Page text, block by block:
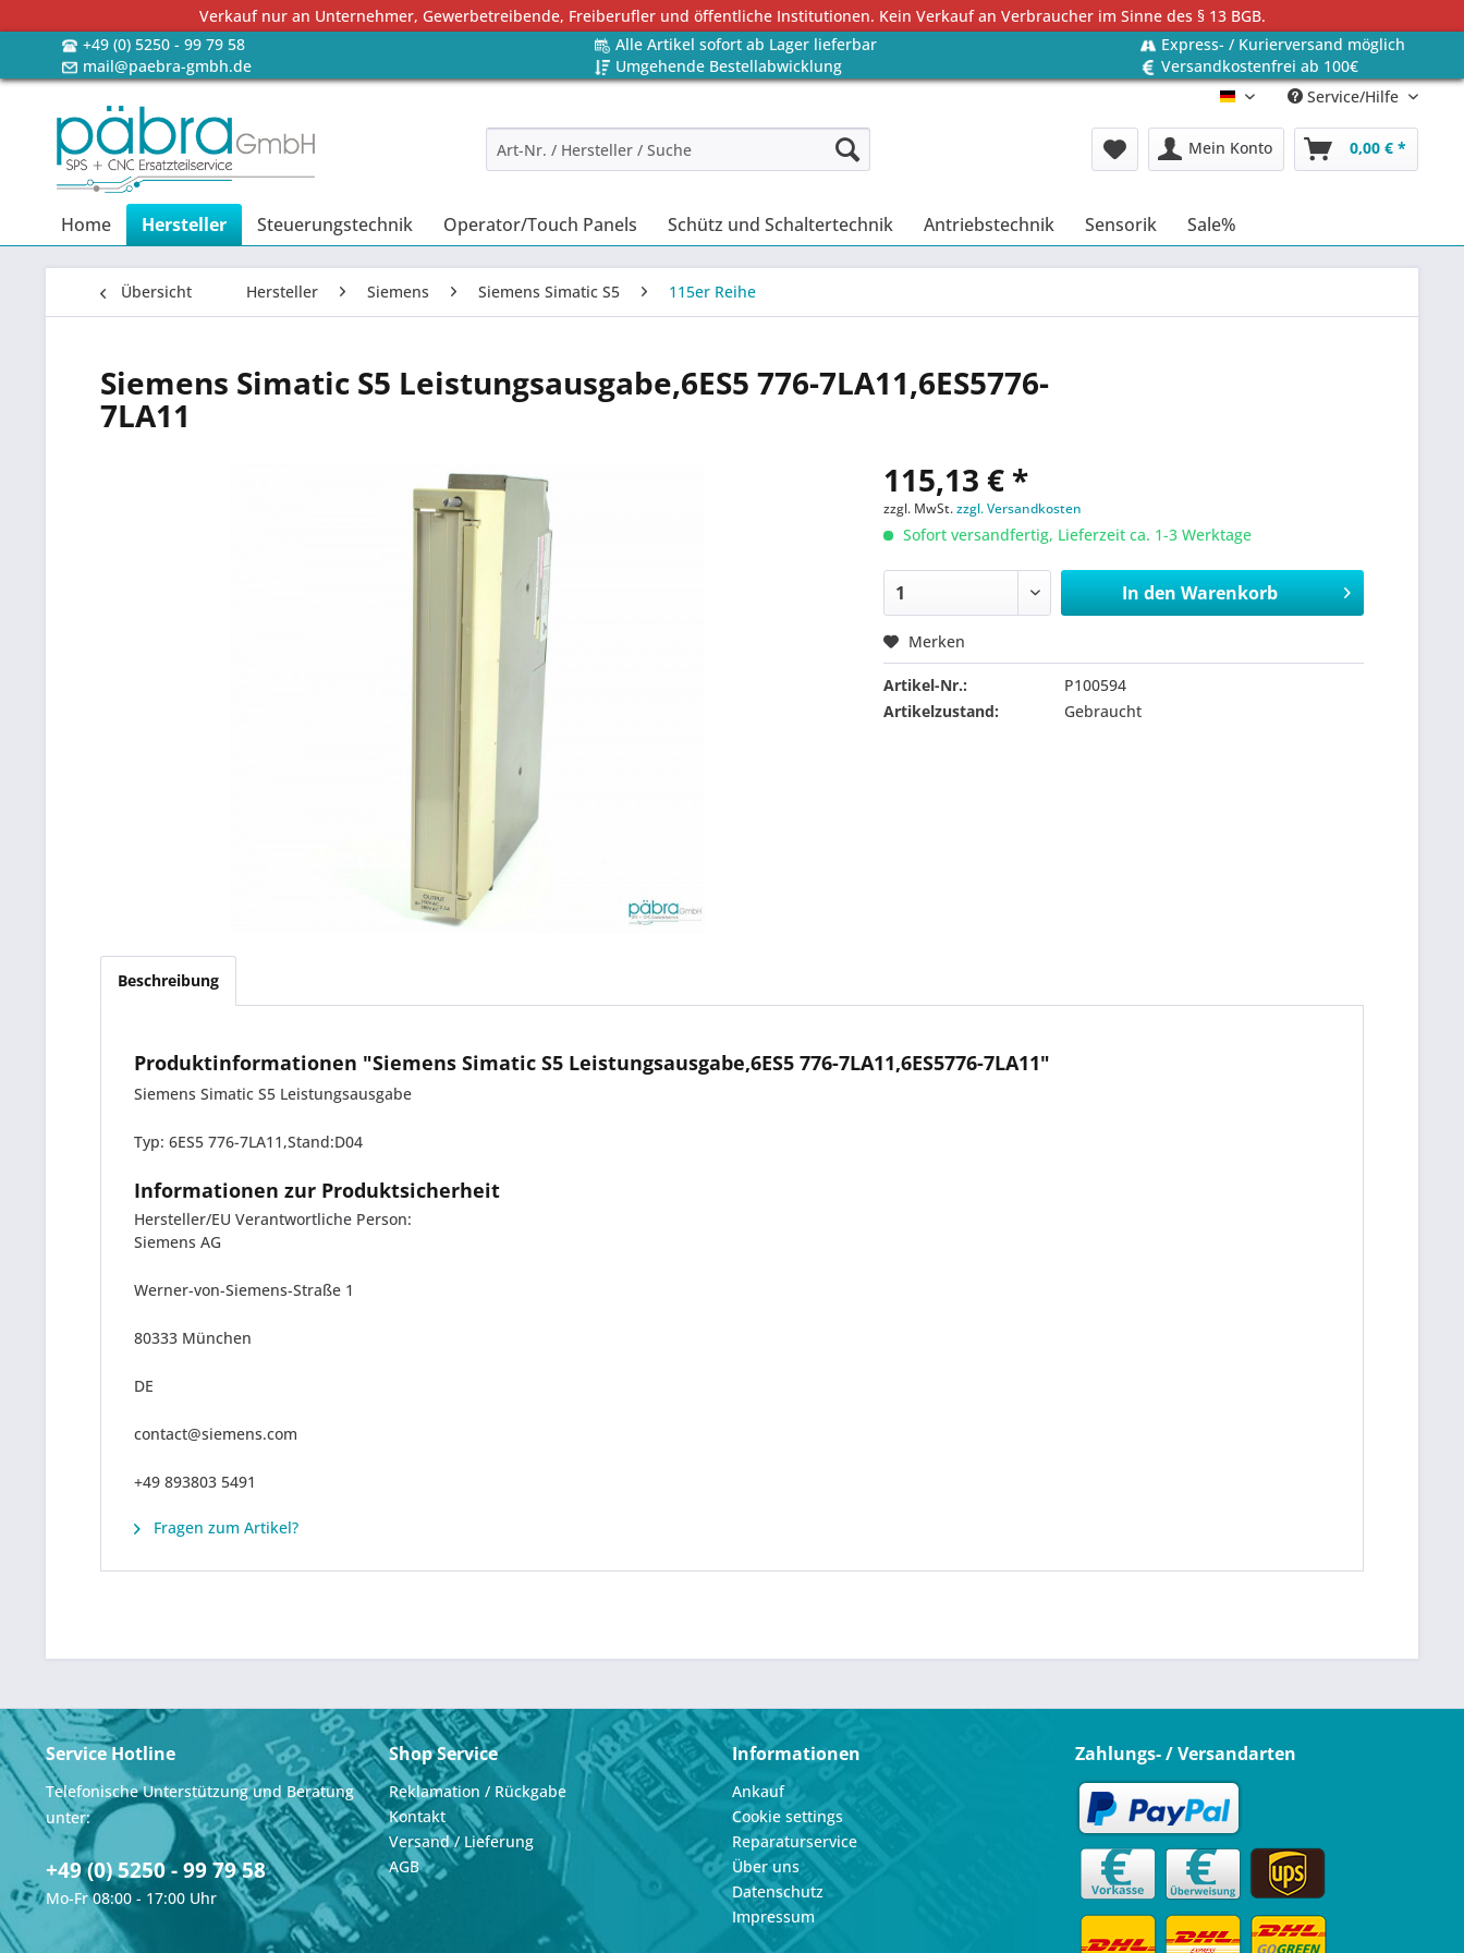
Verkauf nur an Unternehmer, Gewerbetreibende, Freiberufler und öffentliche Institutionen. Kein Verkauf an Verbraucher im Sinne des § 13 BGB.
+49 (0) 5250 - 99 79 58
Alle Artikel sofort ab Lager lieferbar
Express- / Kurierversand möglich
mail@paebra-gmbh.de
Umgehende Bestellabwicklung
Versandkostenfrei ab 100€
Deutsch Service/Hilfe
Mein Konto 0,00 € *
Home Hersteller Steuerungstechnik Operator/Touch Panels Schütz und Schaltertechnik Antriebstechnik Sensorik Sale%
Übersicht Hersteller Siemens Siemens Simatic S5 115er Reihe
Siemens Simatic S5 Leistungsausgabe,6ES5 776-7LA11,6ES5776-
7LA11
115,13 € *
zzgl. MwSt.zzgl. Versandkosten
Sofort versandfertig, Lieferzeit ca. 1-3 Werktage
In den Warenkorb
Merken
Artikel-Nr.:
P100594
Artikelzustand:
Gebraucht
Beschreibung
Produktinformationen "Siemens Simatic S5 Leistungsausgabe,6ES5 776-7LA11,6ES5776-7LA11"
Siemens Simatic S5 Leistungsausgabe
Typ: 6ES5 776-7LA11,Stand:D04
Informationen zur Produktsicherheit
Hersteller/EU Verantwortliche Person:
Siemens AG
Werner-von-Siemens-Straße 1
80333 München
DE
contact@siemens.com
+49 893803 5491
Fragen zum Artikel?
Service Hotline
Telefonische Unterstützung und Beratung
unter:
+49 (0) 5250 - 99 79 58
Mo-Fr 08:00 - 17:00 Uhr
Shop Service
Reklamation / Rückgabe
Kontakt
Versand / Lieferung
AGB
Informationen
Ankauf
Cookie settings
Reparaturservice
Über uns
Datenschutz
Impressum
Zahlungs- / Versandarten